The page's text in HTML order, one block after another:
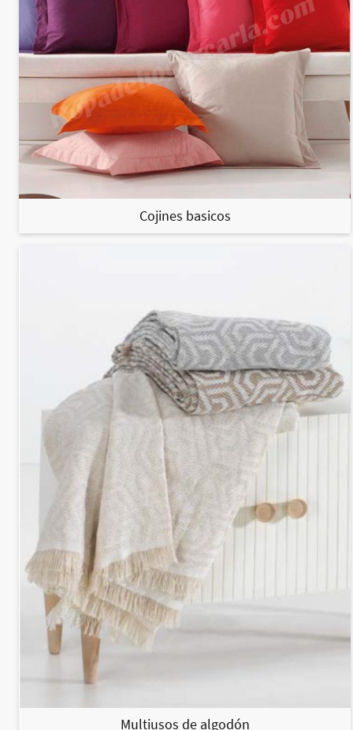
Cojines basicos
Multiusos de algodón